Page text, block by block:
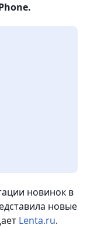
новинок в
новые
Lenta.ru.